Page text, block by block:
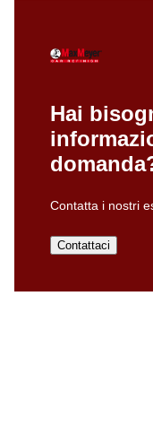
Hai
Contatta i nostri
Contattaci